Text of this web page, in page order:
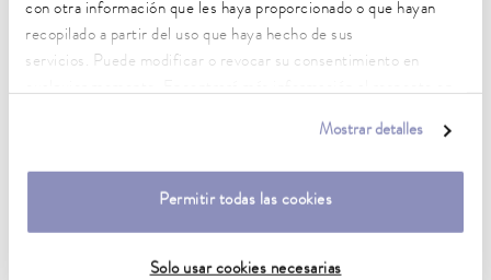
con otra información que les haya proporcionado o que hayan
recopilado a partir del uso que haya hecho de sus
servicios. Puede modificar o revocar su consentimiento en
Mostrar detalles
Permitir todas las cookies
Solo usar cookies necesarias
Presión de elevación máx.
Energía de elevación máx. de la bomba (presión)
Rosca de conexión de la entrada / salida (exterior)
Tamaño de la manguera entrada / salida